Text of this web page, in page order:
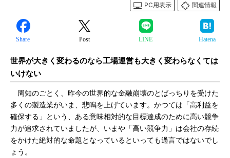
PC用表示
関連情報
Share Post LINE Hatena
世界が大きく変わるのなら工場運営も大きく変わらなくては
いけない
周知のごとく、昨今の世界的な金融崩壊のとばっちりを受けた
多くの製造業がいま、悲鳴を上げています。かつては「高利益を
確保する」という、ある意味相対的な目標達成のために高い競争
力が追求されていましたが、いまや「高い競争力」は会社の存続
をかけた絶対的な命題となっているといっても過言ではないでし
ょう。